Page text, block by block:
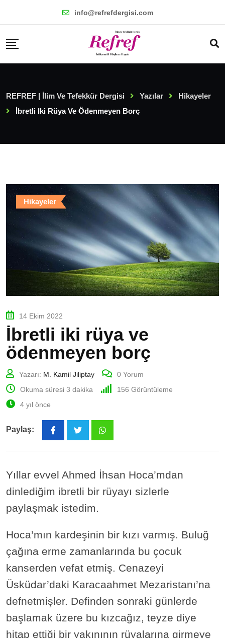
content
info@refrefdergisi.com
REFREF | İlim Ve Tefekkür Dergisi Yazılar
Hikayeler
İbretli Iki Rüya Ve Ödenmeyen Borç
Hikayeler
14 Ekim 2022
İbretli iki rüya ve
ödenmeyen borç
Yazarı: M. Kamil Jiliptay 0 Yorum
Okuma süresi 3 dakika
156 Görüntüleme
4 yıl önce
Paylaş:
Yıllar evvel Ahmed İhsan Hoca’mdan
dinlediğim ibretli bir rüyayı sizlerle
paylaşmak istedim.
Hoca’mın kardeşinin bir kızı varmış. Buluğ
çağına erme zamanlarında bu çocuk
kanserden vefat etmiş. Cenazeyi
Üsküdar’daki Karacaahmet Mezaristanı’na
defnetmişler. Definden sonraki günlerde
başlamak üzere bu kızcağız, teyze diye
hitap ettiği bir yakınının rüyalarına girmeye